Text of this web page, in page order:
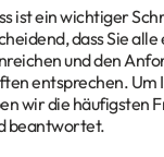
ist ein wichtiger
dass Sie
und den
entsprechen. Um
wir die häufigsten
beantwortet.